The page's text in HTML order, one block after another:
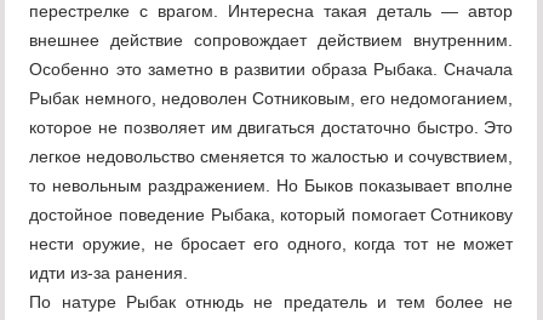
перестрелке с врагом. Интересна такая деталь — автор
внешнее действие сопровождает действием внутренним.
Особенно это заметно в развитии образа Рыбака. Сначала
Рыбак немного, недоволен Сотниковым, его недомоганием,
которое не позволяет им двигаться достаточно быстро. Это
легкое недовольство сменяется то жалостью и сочувствием,
то невольным раздражением. Но Быков показывает вполне
достойное поведение Рыбака, который помогает Сотникову
нести оружие, не бросает его одного, когда тот не может
идти из-за ранения.
По натуре Рыбак отнюдь не предатель и тем более не